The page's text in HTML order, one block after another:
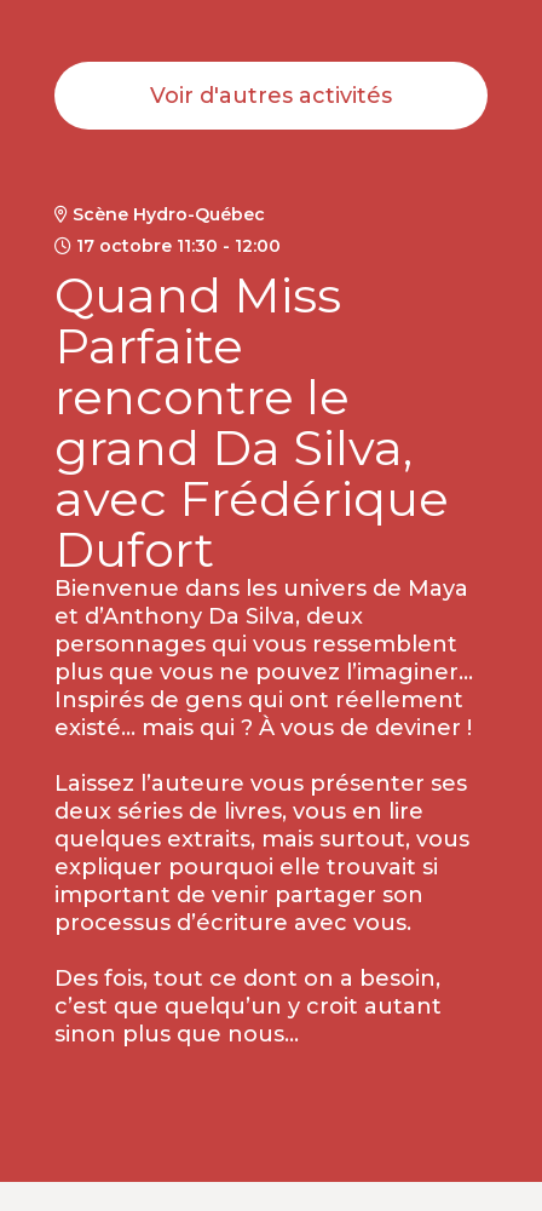
Voir d'autres activités
Scène Hydro-Québec
17 octobre 11:30 - 12:00
Quand Miss
Parfaite
rencontre le
grand Da Silva,
avec Frédérique
Dufort
Bienvenue dans les univers de Maya
et d’Anthony Da Silva, deux
personnages qui vous ressemblent
plus que vous ne pouvez l’imaginer...
Inspirés de gens qui ont réellement
existé… mais qui ? À vous de deviner !
Laissez l’auteure vous présenter ses
deux séries de livres, vous en lire
quelques extraits, mais surtout, vous
expliquer pourquoi elle trouvait si
important de venir partager son
processus d’écriture avec vous.
Des fois, tout ce dont on a besoin,
c’est que quelqu’un y croit autant
sinon plus que nous…